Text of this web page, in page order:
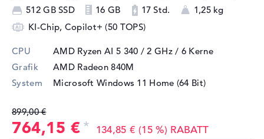
512 GB SSD
16 GB 17 Std.
1,25 kg
KI-Chip, Copilot+ (50 TOPS)
CPU AMD Ryzen AI 5 340 / 2 GHz/ 6 Kerne
Grafik
AMD Radeon 840M
System
Microsoft Windows 11 Home (64 Bit)
899,00 €
764,15 € 134,85 € (15 %) RABATT